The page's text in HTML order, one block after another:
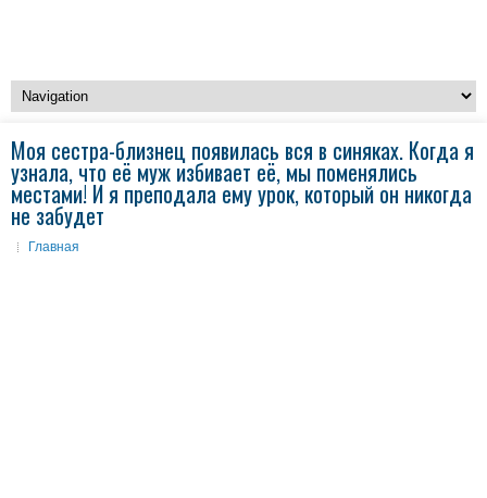
Моя сестра-близнец появилась вся в синяках. Когда я
узнала, что её муж избивает её, мы поменялись
местами! И я преподала ему урок, который он никогда
не забудет
Главная